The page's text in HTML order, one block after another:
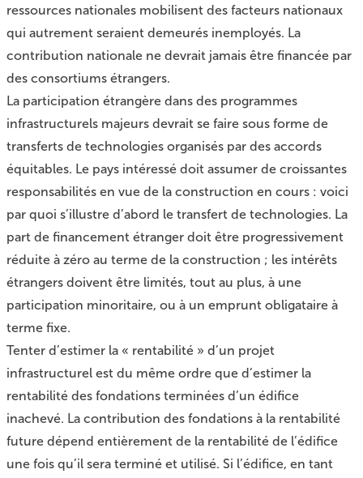
ressources nationales mobilisent des facteurs nationaux
qui autrement seraient demeurés inemployés. La
contribution nationale ne devrait jamais être financée par
des consortiums étrangers.
La participation étrangère dans des programmes
infrastructurels majeurs devrait se faire sous forme de
transferts de technologies organisés par des accords
équitables. Le pays intéressé doit assumer de croissantes
responsabilités en vue de la construction en cours : voici
par quoi s’illustre d’abord le transfert de technologies. La
part de financement étranger doit être progressivement
réduite à zéro au terme de la construction ; les intérêts
étrangers doivent être limités, tout au plus, à une
participation minoritaire, ou à un emprunt obligataire à
terme fixe.
Tenter d’estimer la « rentabilité » d’un projet
infrastructurel est du même ordre que d’estimer la
rentabilité des fondations terminées d’un édifice
inachevé. La contribution des fondations à la rentabilité
future dépend entièrement de la rentabilité de l’édifice
une fois qu’il sera terminé et utilisé. Si l’édifice, en tant